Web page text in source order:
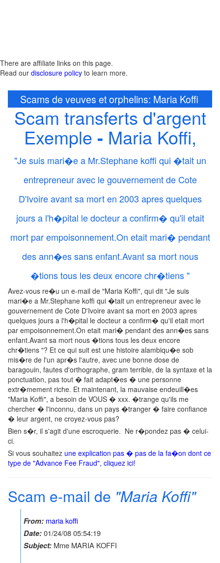
There are affiliate links on this page.
Read our disclosure policy to learn more.
Scams de veuves et orphelins: Maria Koffi
Scam transferts d'argent
Exemple - Maria Koffi,
"Je suis mari�e a Mr.Stephane koffi qui �tait un
entrepreneur avec le gouvernement de Cote
D'Ivoire avant sa mort en 2003 apres quelques
jours a l'h�pital le docteur a confirm� qu'il etait
mort par empoisonnement.On etait mari� pendant
des ann�es sans enfant.Avant sa mort nous
�tions tous les deux encore chr�tiens "
Avez-vous re�u un e-mail de "Maria Koffi", qui dit "Je suis
mari�e a Mr.Stephane koffi qui �tait un entrepreneur avec le
gouvernement de Cote D'Ivoire avant sa mort en 2003 apres
quelques jours a l'h�pital le docteur a confirm� qu'il etait mort
par empoisonnement.On etait mari� pendant des ann�es sans
enfant.Avant sa mort nous �tions tous les deux encore
chr�tiens "? Et ce qui suit est une histoire alambiqu�e sob
mis�re de l'un apr�s l'autre, avec une bonne dose de
baragouin, fautes d'orthographe, gram terrible, de la syntaxe et la
ponctuation, pas tout � fait adapt�es � une personne
extr�mement riche. Et maintenant, la mauvaise endeuill�es
"Maria Koffi", a besoin de VOUS � xxx. �trange qu'ils me
chercher � l'inconnu, dans un pays �tranger � faire confiance
� leur argent, ne croyez-vous pas?
Bien s�r, il s'agit d'une escroquerie. Ne r�pondez pas � celui-
ci.
Si vous souhaitez une explication pas � pas de la fa�on dont ce
type de "Advance Fee Fraud", cliquez ici!
Scam e-mail de "Maria Koffi"
From: maria koffi
Date:01/24/08 05:54:19
Subject: Mme MARIA KOFFI